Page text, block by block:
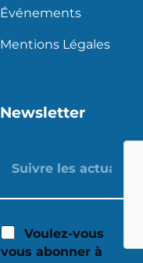
Événements
Mentions Légales
Newsletter
Voulez-vous
vous abonner à